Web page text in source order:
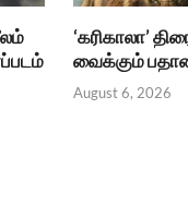
‘கரிகாலா’
வைக்கும்
August 6, 2026